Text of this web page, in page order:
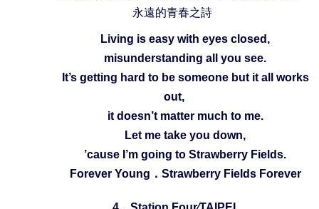
永遠的青春之詩
Living is easy with eyes closed,
misunderstanding all you see.
It’s getting hard to be someone but it all works
out,
it doesn’t matter much to me.
Let me take you down,
’cause I’m going to Strawberry Fields.
Forever Young ． Strawberry Fields Forever